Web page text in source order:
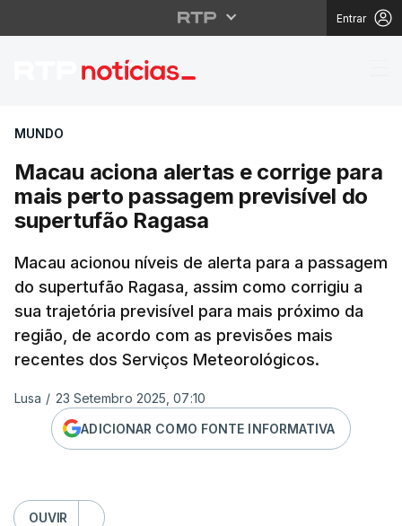
Entrar
Macau aciona alertas
MUNDO
Macau aciona alertas e corrige para
mais perto passagem previsível do
supertufão Ragasa
Macau acionou níveis de alerta para a passagem
do supertufão Ragasa, assim como corrigiu a
sua trajetória previsível para mais próximo da
região, de acordo com as previsões mais
recentes dos Serviços Meteorológicos.
Lusa / 23 Setembro 2025, 07:10
ADICIONAR COMO FONTE INFORMATIVA
OUVIR